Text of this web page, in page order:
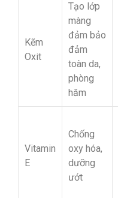
Kẽm
Oxit
Tạo lớp
màng
đảm bảo
đảm
toàn da,
phòng
hăm
Vitamin
E
Chống
oxy hóa,
dưỡng
ướt